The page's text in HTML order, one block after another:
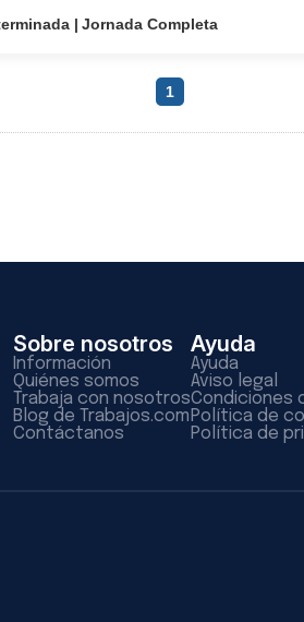
Jornada Completa
1
Sobre nosotros
Información
Quiénes somos
Trabaja con nosotros
Blog de Trabajos.com
Contáctanos
Ayuda
Ayuda
Aviso legal
Condiciones
Política de
Política de